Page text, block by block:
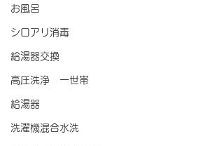
お風呂
シロアリ消毒
給湯器交換
高圧洗浄 一世帯
給湯器
洗濯機混合水洗